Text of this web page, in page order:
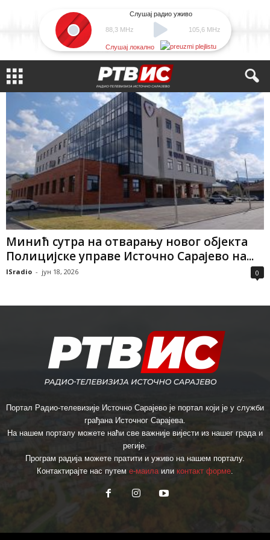
88,3 MHz
Слушај радио уживо
105,6 MHz
Слушај локално
Минић сутра на отварању новог објекта
Полицијске управе Источно Сарајево на...
ISradio - јун 18, 2026 0
Портал Радио-телевизије Источно Сарајево је портал који је у служби
грађана Источног Сарајева.
На нашем порталу можете наћи све важније вијести из нашег града и
регије.
Програм радија можете пратити и уживо на нашем порталу.
Контактирајте нас путем е-маилаили контакт форме.